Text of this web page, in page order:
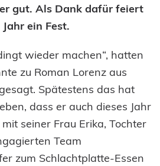
gut. Als Dank dafür feiert
ein Fest.
wieder machen“, hatten
zu Roman Lorenz aus
Spätestens das hat
dass er auch dieses Jahr
seiner Frau Erika, Tochter
Team
zum Schlachtplatte-Essen